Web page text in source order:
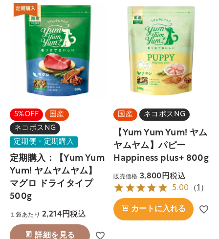
5%OFF
国産
ネコポスNG
定期便・定期購入
定期購入：【Yum Yum
Yum! ヤムヤムヤム】
マグロ ドライタイプ
500g
１袋あたり 2,214 税込
詳細を見る
国産 ネコポスNG
【Yum Yum Yum! ヤム
ヤムヤム】パピー
Happiness plus+ 800g
販売価格 3,800 税込
5.00 （1 ）
カートに入れる